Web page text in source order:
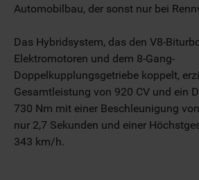
Automobilbau, der sonst nur bei
Das Hybridsystem, das den V8-
Elektromotoren und dem 8-Gang-
Doppelkupplungsgetriebe koppelt,
Gesamtleistung von 920 CV und ein
730 Nm mit einer Beschleunigung
nur 2,7 Sekunden und einer
343 km/h.